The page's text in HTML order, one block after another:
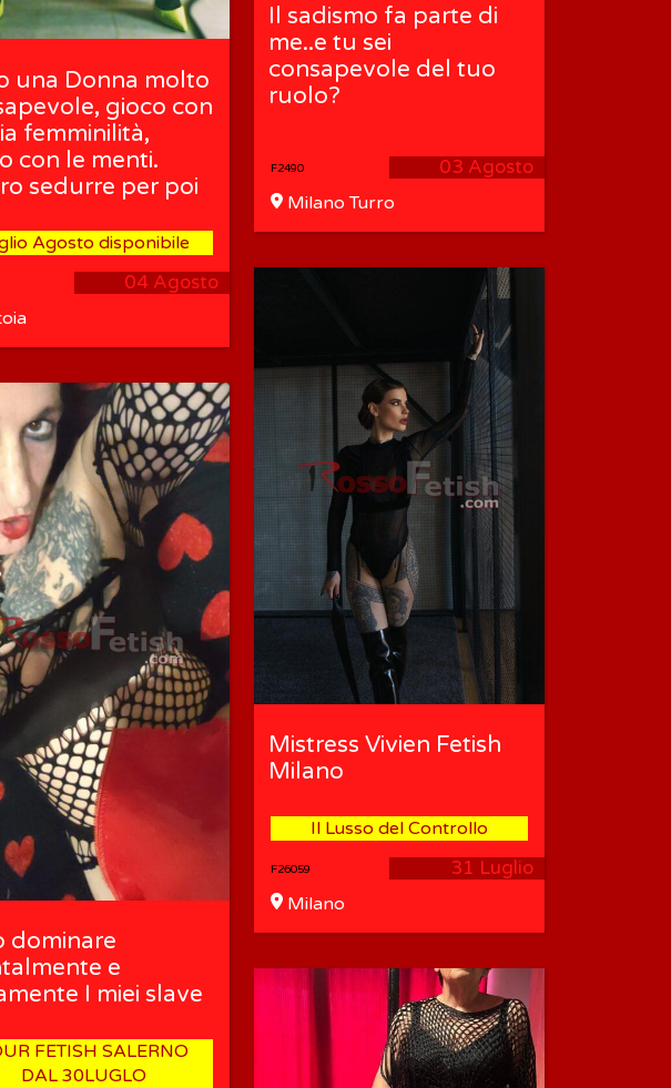
una Donna molto
gioco con
femminilità,
con le menti.
sedurre per poi
Agosto disponibile
04 Agosto
dominare
e
I miei slave
FETISH SALERNO
DAL 30LUGLO
Il sadismo fa parte di
me..e tu sei
consapevole del tuo
ruolo?
03 Agosto
F2490
Milano Turro
Mistress Vivien Fetish
Milano
Il Lusso del Controllo
31 Luglio
F26059
Milano